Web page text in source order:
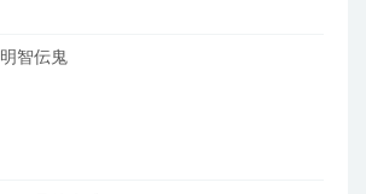
明智伝鬼